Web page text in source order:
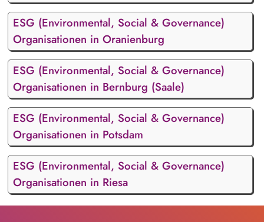
ESG (Environmental, Social & Governance)
Organisationen in Oranienburg
ESG (Environmental, Social & Governance)
Organisationen in Bernburg (Saale)
ESG (Environmental, Social & Governance)
Organisationen in Potsdam
ESG (Environmental, Social & Governance)
Organisationen in Riesa